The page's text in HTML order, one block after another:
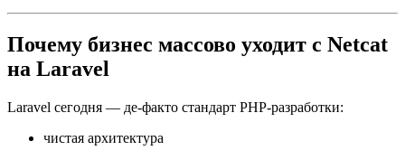
Почему бизнес массово уходит с Netcat
на Laravel
Laravel сегодня — де-факто стандарт PHP-разработки:
чистая архитектура